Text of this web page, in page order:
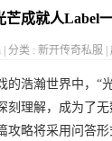
芒成就人Label
| 分类 : 新开传奇私服 |
的浩瀚世界中，“
刻理解，成为了
攻略将采用问答